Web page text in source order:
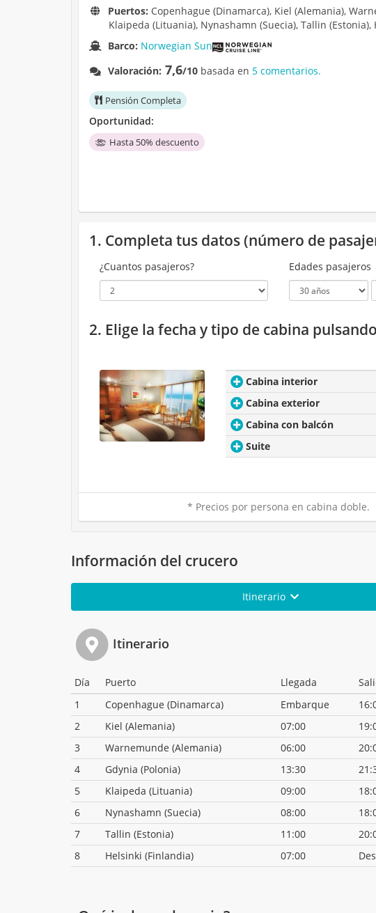
Puertos: Copenhague (Dinamarca), Kiel (Alemania),
Klaipeda (Lituania), Nynashamn (Suecia), Tallin
Barco: Norwegian Sun
Valoración: 7,6/10 basada en 5 comentarios.
Pensión Completa
Oportunidad:
Hasta 50% descuento
1. Completa tus datos (número de
¿Cuantos pasajeros? Edades pasajeros
2. Elige la fecha y tipo de cabina
Cabina interior
Cabina exterior
Cabina con balcón
Suite
* Precios por persona en cabina doble.
Información del crucero
Itinerario
Itinerario
Día Puerto Llegada
1
Copenhague (Dinamarca) Embarque
2
Kiel (Alemania) 07:00
3
Warnemunde (Alemania) 06:00
4
Gdynia (Polonia) 13:30
5
Klaipeda (Lituania) 09:00
6
Nynashamn (Suecia) 08:00
7
Tallin (Estonia) 11:00
8
Helsinki (Finlandia) 07:00